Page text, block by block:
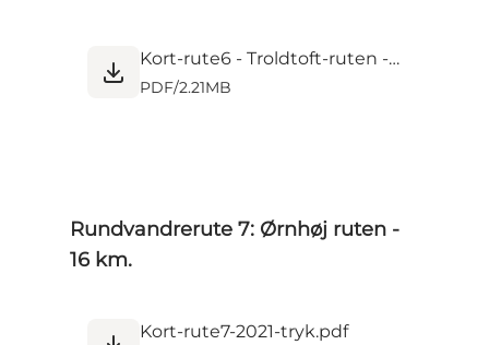
Kort-rute6 - Troldtoft-ruten - 2021-tryk.pdf
PDF/2.21MB
Rundvandrerute 7: Ørnhøj ruten -
16 km.
Kort-rute7-2021-tryk.pdf